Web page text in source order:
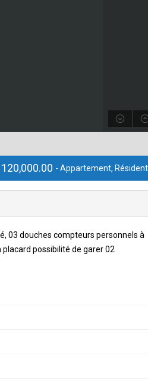
- Appartement,
03 douches compteurs personnels à
possibilité de garer 02